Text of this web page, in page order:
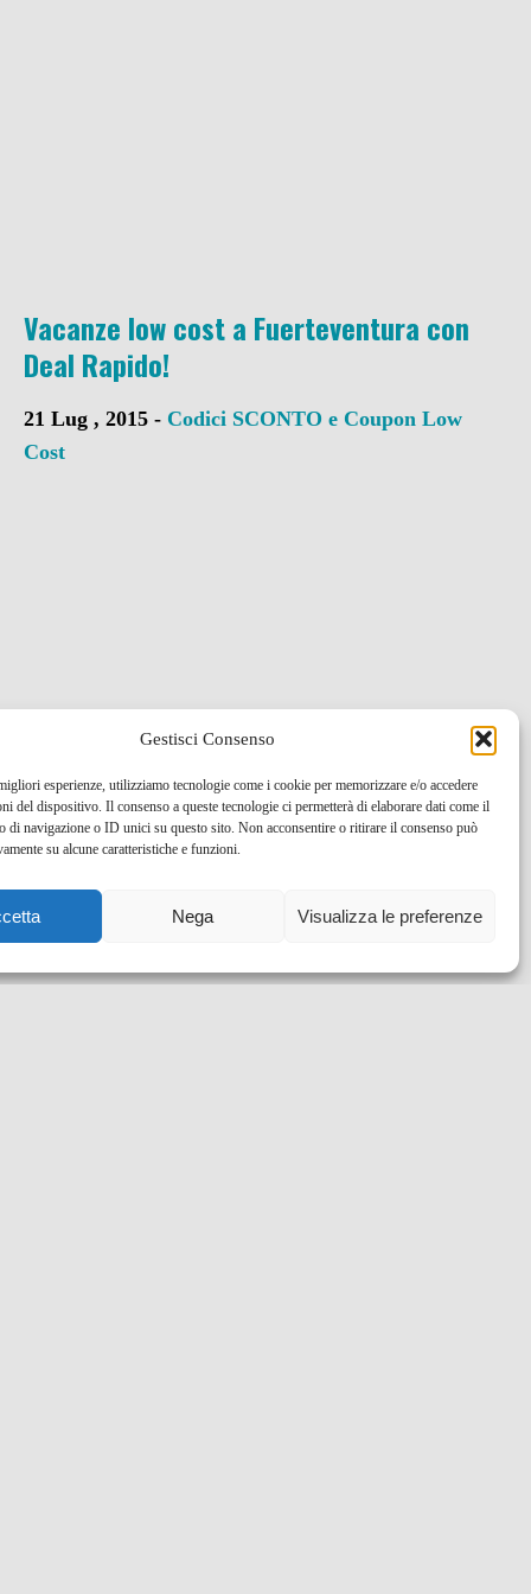
Gestisci Consenso
esperienze, utilizziamo tecnologie come i cookie per memorizzare e/o accedere
del dispositivo. Il consenso a queste tecnologie ci permetterà di elaborare dati come il
di navigazione o ID unici su questo sito. Non acconsentire o ritirare il consenso può
su alcune caratteristiche e funzioni.
Nega Visualizza le preferenze
Vacanze low cost a Fuerteventura con
Deal Rapido!
21 Lug , 2015 - Codici SCONTO e Coupon Low
Cost